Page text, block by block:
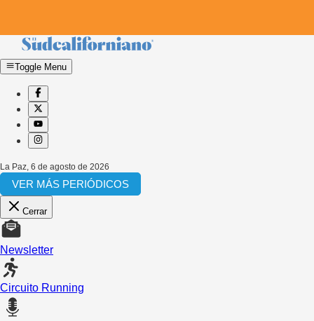
Toggle Menu
La Paz 6 de agosto de 2026
VER MÁS PERIÓDICOS
Cerrar
Newsletter
Circuito Running